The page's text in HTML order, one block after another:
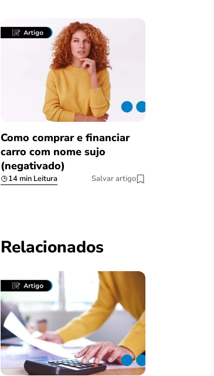
Como comprar e financiar
carro com nome sujo
(negativado)
14 min Leitura Salvar artigo
Relacionados